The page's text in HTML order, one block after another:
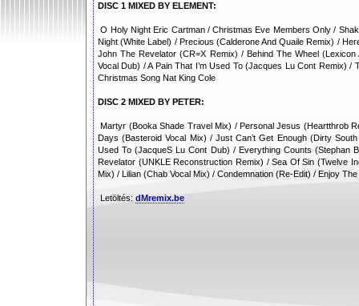
DISC 1 MIXED BY ELEMENT:
O Holy Night Eric Cartman / Christmas Eve Members Only /
Night (White Label) / Precious (Calderone And Quaile Remix) /
John The Revelator (CR=X Remix) / Behind The Wheel
Vocal Dub) / A Pain That I’m Used To (Jacques Lu Cont Remix)
Christmas Song Nat King Cole
DISC 2 MIXED BY PETER:
Martyr (Booka Shade Travel Mix) / Personal Jesus (Heartthrob
Days (Basteroid Vocal Mix) / Just Can’t Get Enough (Dirty
Used To (JacqueS Lu Cont Dub) / Everything Counts (Stephan
Revelator (UNKLE Reconstruction Remix) / Sea Of Sin (Twelve
Mix) / Lilian (Chab Vocal Mix) / Condemnation (Re-Edit) / Enjoy
Letöltés: dMremix.be